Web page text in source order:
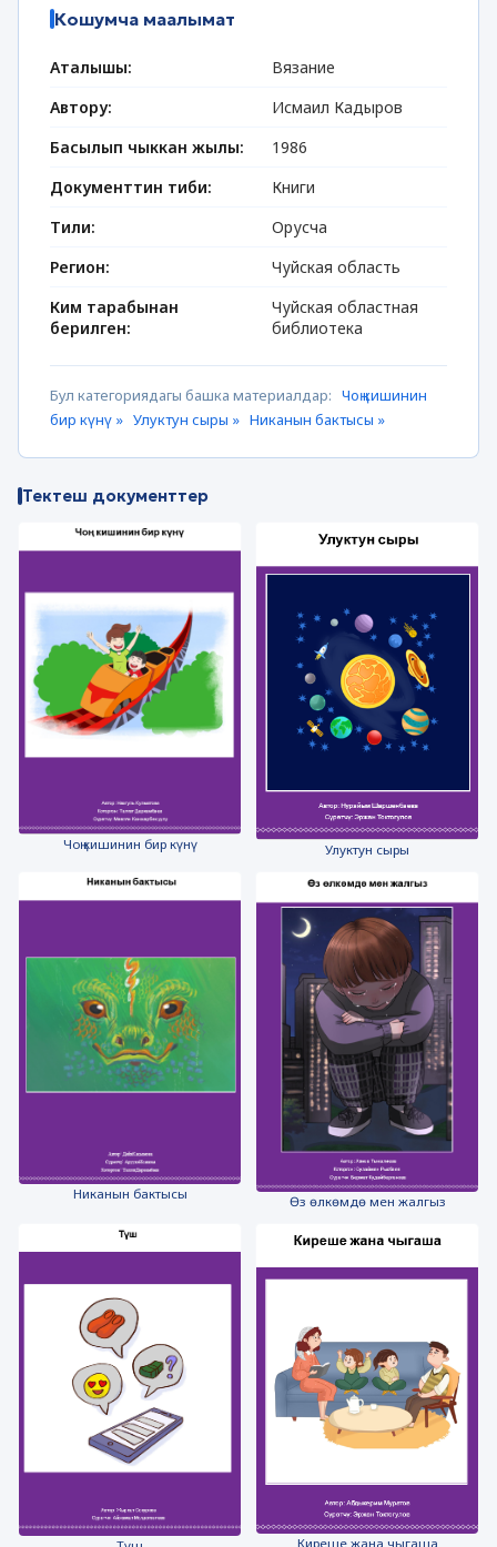
Кошумча маалымат
Аталышы:
Вязание
Автору:
Исмаил Кадыров
Басылып чыккан жылы:
1986
Документтин тиби:
Книги
Тили:
Орусча
Регион:
Чуйская область
Ким тарабынан
берилген:
Чуйская областная
библиотека
Бул категориядагы башка материалдар: Чоң кишинин
бир күнү » Улуктун сыры » Никанын бактысы »
Тектеш документтер
Чоң кишинин бир күнү Улуктун сыры
Никанын бактысы Өз өлкөмдө мен жалгыз
Киреше жана чыгаша